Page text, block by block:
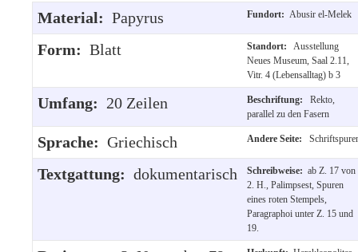
Material: Papyrus Fundort: Abusir el-Melek
Form: Blatt Standort:
Ausstellung
Neues Museum, Saal 2.11,
Vitr. 4 (Lebensalltag) b 3
Umfang: 20 Zeilen Beschriftung:
Rekto,
parallel zu den Fasern
Sprache: Griechisch Andere Seite:
Textgattung: dokumentarisch Schreibweise: ab Z. 17 von
2. H., Palimpsest, Spuren
eines roten Stempels,
Paragraphoi unter Z. 15 und
19.